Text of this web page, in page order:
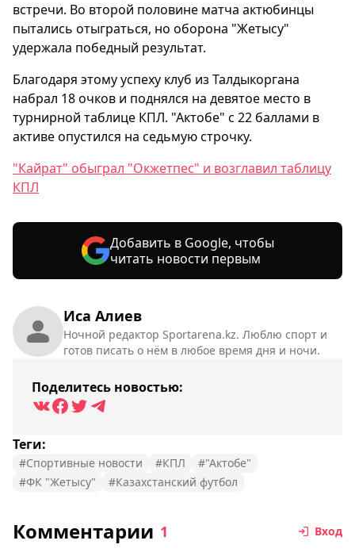
Иса Алиев
Ночной редактор Sportarena.kz. Люблю спорт и
готов писать о нём в любое время дня и ночи.
Поделитесь новостью:
Теги:
#Спортивные новости #КПЛ
#"Актобе"
#ФК "Жетысу"
#Казахстанский футбол
встречи. Во второй половине матча актюбинцы
пытались отыграться, но оборона "Жетысу"
удержала победный результат.
Благодаря этому успеху клуб из Талдыкоргана
набрал 18 очков и поднялся на девятое место в
турнирной таблице КПЛ. "Актобе" с 22 баллами в
активе опустился на седьмую строчку.
"Кайрат" обыграл "Окжетпес" и возглавил таблицу
КПЛ
Добавить в Google, чтобы
читать новости первым
Комментарии 1 Вход